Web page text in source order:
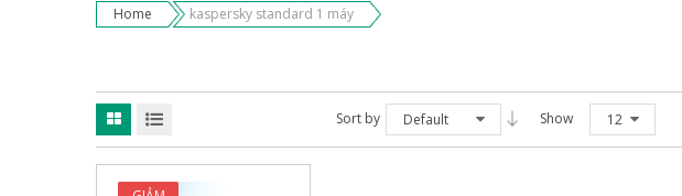
Home kaspersky standard 1 máy
Sort by Default Show 12